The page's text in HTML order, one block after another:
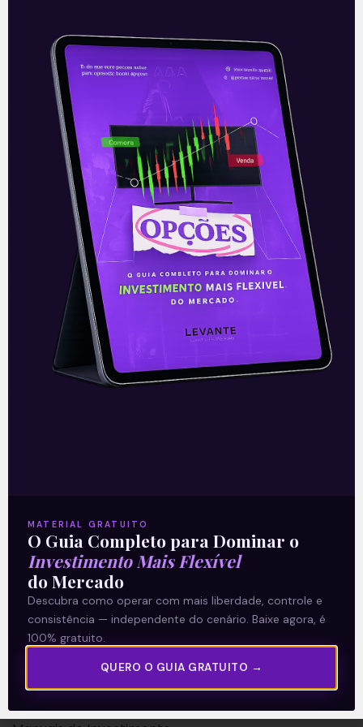
Itaú (ITUB4) cria plataforma
integrada a gestoras
O Itaú (ITUB4) anunciou ontem (29) a
criação de uma plataforma para ajudar
gestoras de recursos, chamada iService.
Essa nova plataforma tem como objetivo
automatizar
Leia mais
30/12/2020
Sobre nós
Termos e Condições
Política de Privacidade
Explore
Artigos
MATERIAL GRATUITO
O Guia Completo para Dominar o
Investimento Mais Flexível
do Mercado
Descubra como operar com mais liberdade, controle e
consistência — independente do cenário. Baixe agora, é
100% gratuito.
QUERO O GUIA GRATUITO →